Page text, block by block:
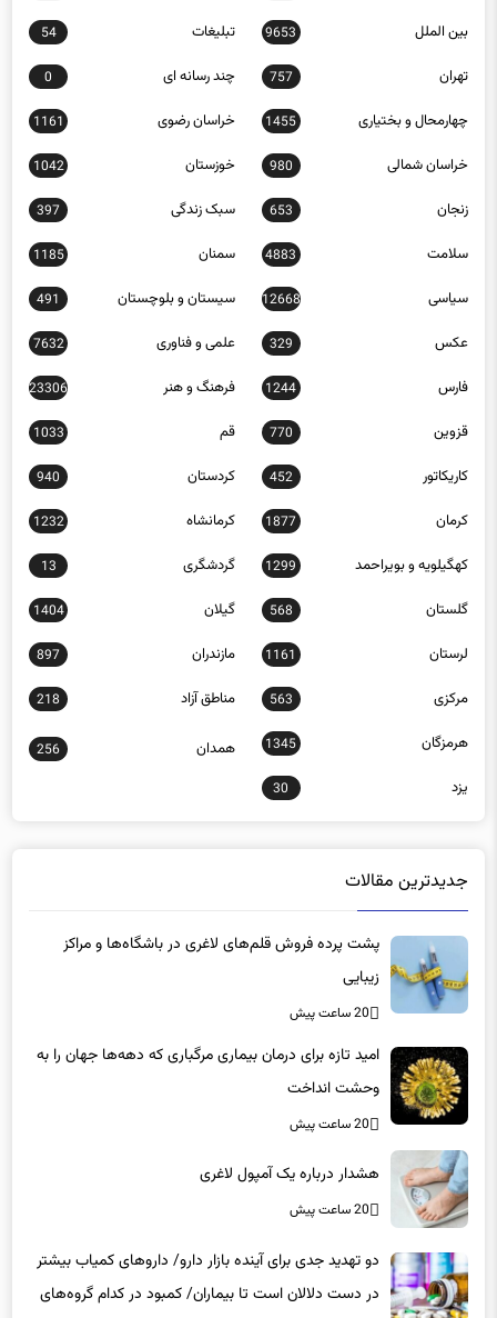
بین الملل 9653 تبلیغات 54
تهران 757 چند رسانه ای 0
چهارمحال و بختیاری 1455 خراسان رضوی 1161
خراسان شمالی 980 خوزستان 1042
زنجان 653 سبک زندگی 397
سلامت 4883 سمنان 1185
سیاسی 12668 سیستان و بلوچستان 491
عکس 329 علمی و فناوری 7632
فارس 1244 فرهنگ و هنر 23306
قزوین 770 قم 1033
کاریکاتور 452 کردستان 940
کرمان 1877 کرمانشاه 1232
کهگیلویه و بویراحمد 1299 گردشگری 13
گلستان 568 گیلان 1404
لرستان 1161 مازندران 897
مرکزی 563 مناطق آزاد 218
هرمزگان 1345 همدان 256
یزد 30
جدیدترین مقالات
پشت پرده فروش قلم‌های لاغری در باشگاه‌ها و مراکز
زیبایی
20 ساعت پیش
امید تازه برای درمان بیماری مرگباری که دهه‌ها جهان را به
وحشت انداخت
20 ساعت پیش
هشدار درباره یک آمپول لاغری
20 ساعت پیش
دو تهدید جدی برای آینده بازار دارو/ داروهای کمیاب بیشتر
در دست دلالان است تا بیماران/ کمبود در کدام گروه‌های